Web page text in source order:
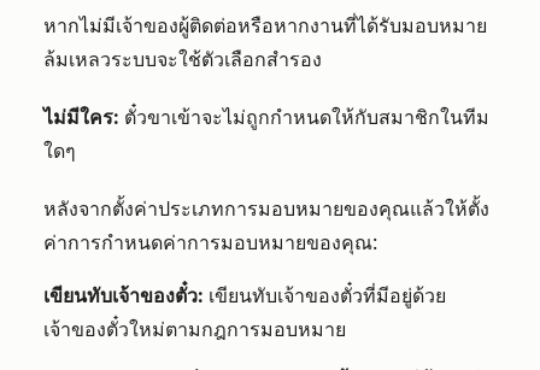
หากไม่มีเจ้าของผู้ติดต่อหรือหากงานที่ได้รับมอบหมาย
ล้มเหลวระบบจะใช้ตัวเลือกสำรอง
ไม่มีใคร: ตั๋วขาเข้าจะไม่ถูกกำหนดให้กับสมาชิกในทีม
ใดๆ
หลังจากตั้งค่าประเภทการมอบหมายของคุณแล้วให้ตั้ง
ค่าการกำหนดค่าการมอบหมายของคุณ:
เขียนทับเจ้าของตั๋ว: เขียนทับเจ้าของตั๋วที่มีอยู่ด้วย
เจ้าของตั๋วใหม่ตามกฎการมอบหมาย